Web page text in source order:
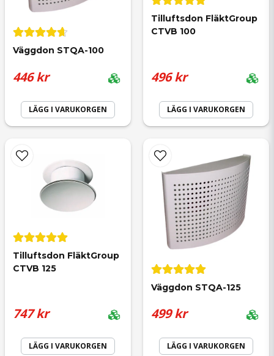
Skicka fråga
för 1 år sedan
för 1 år sedan
Enkelt o smidig leverans.
Kenth
för 1 år sedan
Anonym
för 1 år sedan
Väggdon STQA-100
446 kr
LÄGG I VARUKORGEN
Tilluftsdon FläktGroup
CTVB 100
496 kr
LÄGG I VARUKORGEN
Tilluftsdon FläktGroup
CTVB 125
747 kr
LÄGG I VARUKORGEN
Väggdon STQA-125
499 kr
LÄGG I VARUKORGEN